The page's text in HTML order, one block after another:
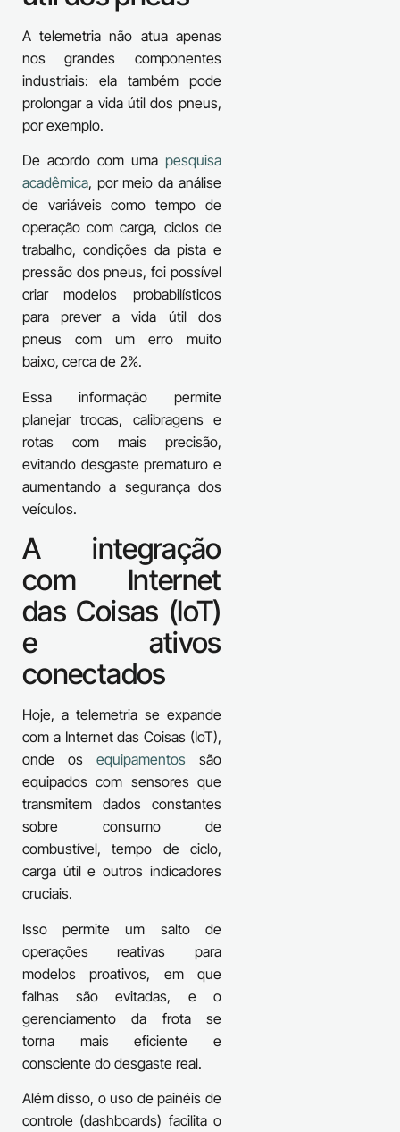
A telemetria não atua apenas
nos grandes componentes
industriais: ela também pode
prolongar a vida útil dos pneus,
por exemplo.
De acordo com umapesquisa
acadêmica, por meio da análise
de variáveis como tempo de
operação com carga, ciclos de
trabalho, condições da pista e
pressão dos pneus, foi possível
criar modelos probabilísticos
para prever a vida útil dos
pneus com um erro muito
baixo, cerca de 2%.
Essa informação permite
planejar trocas, calibragens e
rotas com mais precisão,
evitando desgaste prematuro e
aumentando a segurança dos
veículos.
A integração
com Internet
das Coisas (IoT)
e ativos
conectados
Hoje, a telemetria se expande
com a Internet das Coisas (IoT),
onde osequipamentossão
equipados com sensores que
transmitem dados constantes
sobre consumo de
combustível, tempo de ciclo,
carga útil e outros indicadores
cruciais.
Isso permite um salto de
operações reativas para
modelos proativos, em que
falhas são evitadas, e o
gerenciamento da frota se
torna mais eficiente e
consciente do desgaste real.
Além disso, o uso de painéis de
controle (dashboards) facilita o